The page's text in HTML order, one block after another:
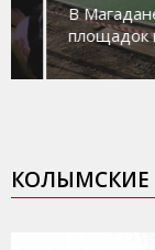
В Магадане
площадок в